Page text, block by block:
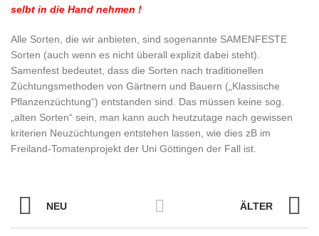
selbt in die Hand nehmen !
Alle Sorten, die wir anbieten, sind sogenannte SAMENFESTE
Sorten (auch wenn es nicht überall explizit dabei steht).
Samenfest bedeutet, dass die Sorten nach traditionellen
Züchtungsmethoden von Gärtnern und Bauern („Klassische
Pflanzenzüchtung“) entstanden sind. Das müssen keine sog.
„alten Sorten“ sein, man kann auch heutzutage nach gewissen
kriterien Neuzüchtungen entstehen lassen, wie dies zB im
Freiland-Tomatenprojekt der Uni Göttingen der Fall ist.
NEU ÄLTER